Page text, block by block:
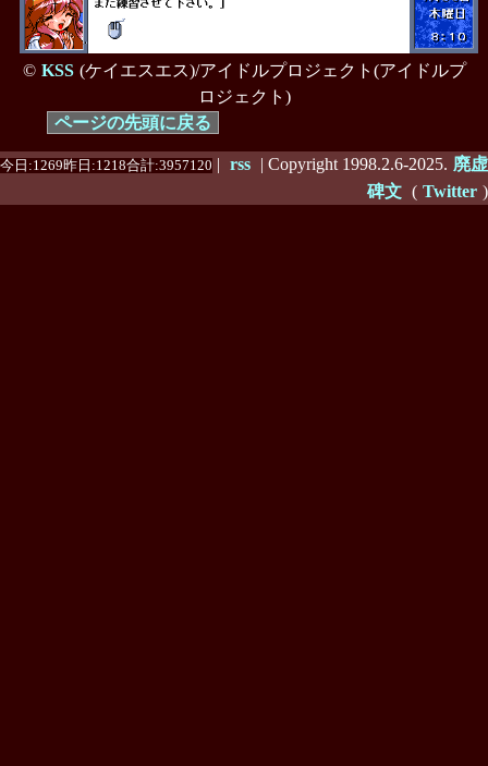
© KSS (ケイエスエス)/アイドルプロジェクト(アイドルプ
ロジェクト)
ページの先頭に戻る
今日:1269昨日:1218合計:3957120 | rss | Copyright 1998.2.6-2025. 廃虚
碑文 ( Twitter )